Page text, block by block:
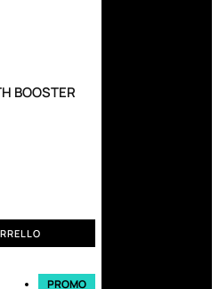
BOOSTER
PROMO